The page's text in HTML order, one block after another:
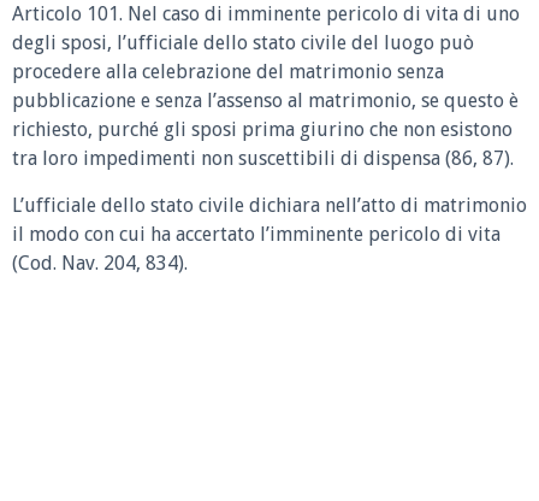
Articolo 101. Nel caso di imminente pericolo di vita di uno
degli sposi, l’ufficiale dello stato civile del luogo può
procedere alla celebrazione del matrimonio senza
pubblicazione e senza l’assenso al matrimonio, se questo è
richiesto, purché gli sposi prima giurino che non esistono
tra loro impedimenti non suscettibili di dispensa (86, 87).
L’ufficiale dello stato civile dichiara nell’atto di matrimonio
il modo con cui ha accertato l’imminente pericolo di vita
(Cod. Nav. 204, 834).